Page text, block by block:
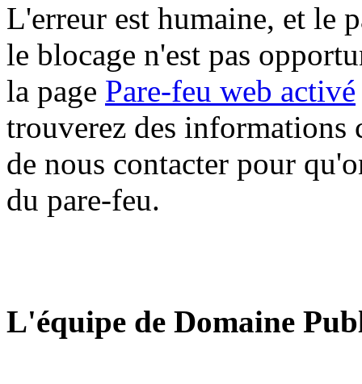
L'erreur est humaine, et le
le blocage n'est pas
la page Pare-feu web activé
trouverez des informations
de nous contacter pour
du pare-feu.
L'équipe de Domaine